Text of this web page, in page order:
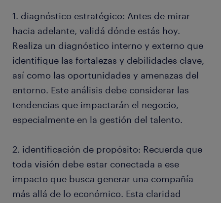
1. diagnóstico estratégico: Antes de mirar
hacia adelante, validá dónde estás hoy.
Realiza un diagnóstico interno y externo que
identifique las fortalezas y debilidades clave,
así como las oportunidades y amenazas del
entorno. Este análisis debe considerar las
tendencias que impactarán el negocio,
especialmente en la gestión del talento.
2. identificación de propósito: Recuerda que
toda visión debe estar conectada a ese
impacto que busca generar una compañía
más allá de lo económico. Esta claridad